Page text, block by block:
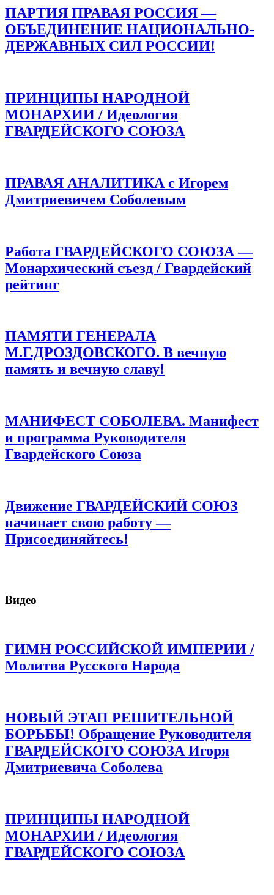
ПАРТИЯ ПРАВАЯ РОССИЯ —
ОБЪЕДИНЕНИЕ НАЦИОНАЛЬНО-
ДЕРЖАВНЫХ СИЛ РОССИИ!
ПРИНЦИПЫ НАРОДНОЙ
МОНАРХИИ / Идеология
ГВАРДЕЙСКОГО СОЮЗА
ПРАВАЯ АНАЛИТИКА с Игорем
Дмитриевичем Соболевым
Работа ГВАРДЕЙСКОГО СОЮЗА —
Монархический съезд / Гвардейский
рейтинг
ПАМЯТИ ГЕНЕРАЛА
М.Г.ДРОЗДОВСКОГО. В вечную
память и вечную славу!
МАНИФЕСТ СОБОЛЕВА. Манифест
и программа Руководителя
Гвардейского Союза
Движение ГВАРДЕЙСКИЙ СОЮЗ
начинает свою работу —
Присоединяйтесь!
Видео
ГИМН РОССИЙСКОЙ ИМПЕРИИ /
Молитва Русского Народа
НОВЫЙ ЭТАП РЕШИТЕЛЬНОЙ
БОРЬБЫ! Обращение Руководителя
ГВАРДЕЙСКОГО СОЮЗА Игоря
Дмитриевича Соболева
ПРИНЦИПЫ НАРОДНОЙ
МОНАРХИИ / Идеология
ГВАРДЕЙСКОГО СОЮЗА